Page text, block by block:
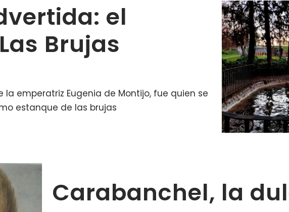
el
Brujas
la emperatriz Eugenia de Montijo, fue quien se
estanque de las brujas
Carabanchel, la